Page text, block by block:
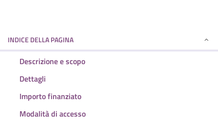
INDICE DELLA PAGINA
Descrizione e scopo
Dettagli
Importo finanziato
Modalità di accesso